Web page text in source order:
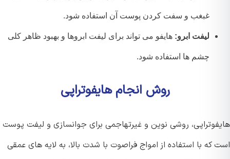
غبغب و سفت کردن پوست آن استفاده شود.
لیفت ابرو:هایفو می تواند برای لیفت ابروها و بهبود ظاهر کلی
چشم ها استفاده شود.
روش انجام هایفوتراپی
روشی نوین و غیرتهاجمی برای جوانسازی و لیفت پوست
که با استفاده از امواج فراصوت با شدت بالا، به لایه های عمقی